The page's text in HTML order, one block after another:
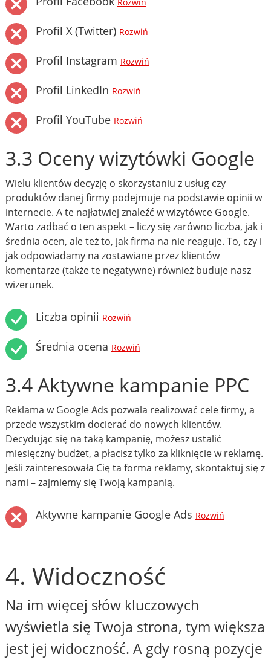
Rozwiń
Profil X (Twitter) Rozwiń
Profil Instagram Rozwiń
Profil LinkedIn Rozwiń
Profil YouTube Rozwiń
3.3 Oceny wizytówki Google
Wielu klientów decyzję o skorzystaniu z usług czy
produktów danej firmy podejmuje na podstawie opinii w
internecie. A te najłatwiej znaleźć w wizytówce Google.
Warto zadbać o ten aspekt – liczy się zarówno liczba, jak i
średnia ocen, ale też to, jak firma na nie reaguje. To, czy i
jak odpowiadamy na zostawiane przez klientów
komentarze (także te negatywne) również buduje nasz
wizerunek.
Liczba opinii Rozwiń
Średnia ocena Rozwiń
3.4 Aktywne kampanie PPC
Reklama w Google Ads pozwala realizować cele firmy, a
przede wszystkim docierać do nowych klientów.
Decydując się na taką kampanię, możesz ustalić
miesięczny budżet, a płacisz tylko za kliknięcie w reklamę.
Jeśli zainteresowała Cię ta forma reklamy, skontaktuj się z
nami – zajmiemy się Twoją kampanią.
Aktywne kampanie Google Ads Rozwiń
4. Widoczność
Na im więcej słów kluczowych
wyświetla się Twoja strona, tym większa
jest jej widoczność. A gdy rosną pozycje